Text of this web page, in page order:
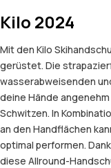
Kilo 2024
Mit den Kilo
gerüstet. Die
wasserabweisenden
deine Hände
Schwitzen. In
an den Handflächen
optimal performen.
diese Allround-